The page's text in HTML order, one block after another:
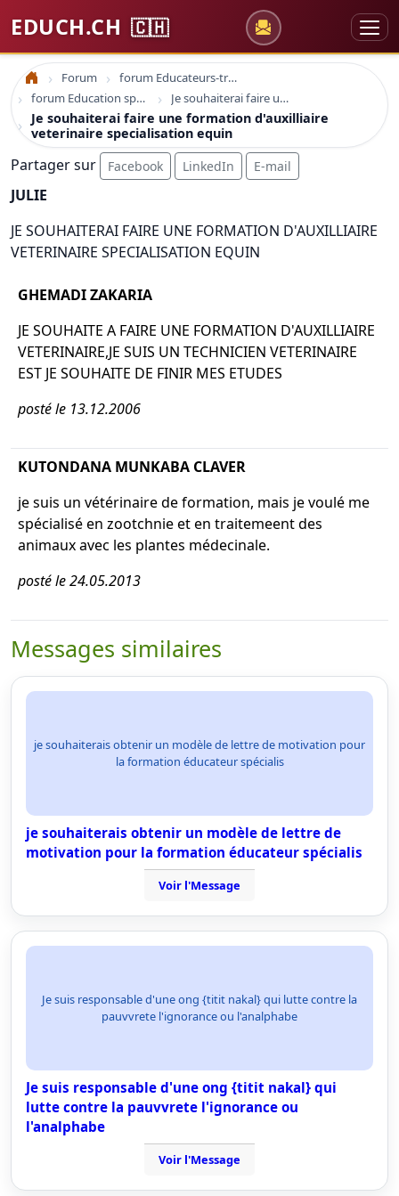
EDUCH.CH 🇨🇭
Accueil Forum
forum Educateurs-trices sociaux
forum Education spécialisée formation
Je souhaiterai faire une formation d'auxilliaire veterinaire specialisation equin
Je souhaiterai faire une formation d'auxilliaire
veterinaire specialisation equin
Partager sur Facebook LinkedIn E-mail
JULIE
JE SOUHAITERAI FAIRE UNE FORMATION D'AUXILLIAIRE
VETERINAIRE SPECIALISATION EQUIN
GHEMADI ZAKARIA
JE SOUHAITE A FAIRE UNE FORMATION D'AUXILLIAIRE
VETERINAIRE,JE SUIS UN TECHNICIEN VETERINAIRE
EST JE SOUHAITE DE FINIR MES ETUDES
posté le 13.12.2006
KUTONDANA MUNKABA CLAVER
je suis un vétérinaire de formation, mais je voulé me
spécialisé en zootchnie et en traitemeent des
animaux avec les plantes médecinale.
posté le 24.05.2013
Messages similaires
je souhaiterais obtenir un modèle de lettre de motivation pour
la formation éducateur spécialis
je souhaiterais obtenir un modèle de lettre de
motivation pour la formation éducateur spécialis
Voir l'Message
Je suis responsable d'une ong {titit nakal} qui lutte contre la
pauvvrete l'ignorance ou l'analphabe
Je suis responsable d'une ong {titit nakal} qui
lutte contre la pauvvrete l'ignorance ou
l'analphabe
Voir l'Message